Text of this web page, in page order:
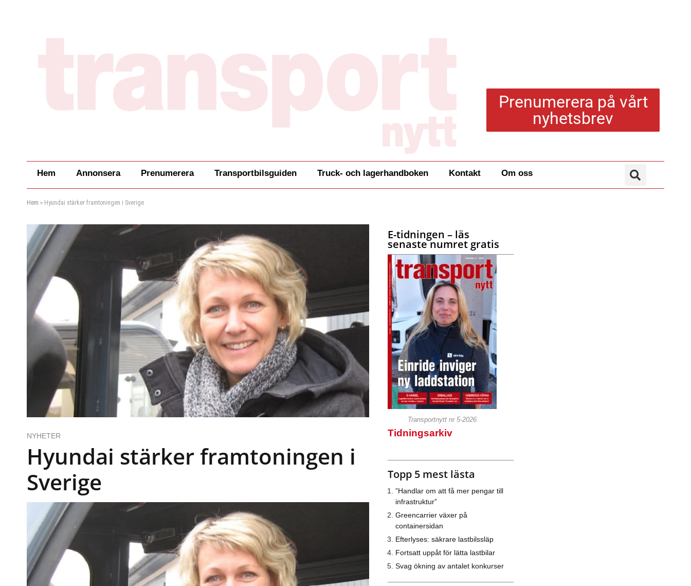
Prenumerera på vårt
nyhetsbrev
Hem Annonsera Prenumerera Transportbilsguiden Truck- och lagerhandboken Kontakt Om oss
Hem » Hyundai stärker framtoningen i Sverige
NYHETER
Hyundai stärker framtoningen i
Sverige
E-tidningen – läs
senaste numret gratis
Transportnytt nr 5-2026
Tidningsarkiv
Topp 5 mest lästa
”Handlar om att få mer pengar till
infrastruktur”
Greencarrier växer på
containersidan
Efterlyses: säkrare lastbilssläp
Fortsatt uppåt för lätta lastbilar
Svag ökning av antalet konkurser